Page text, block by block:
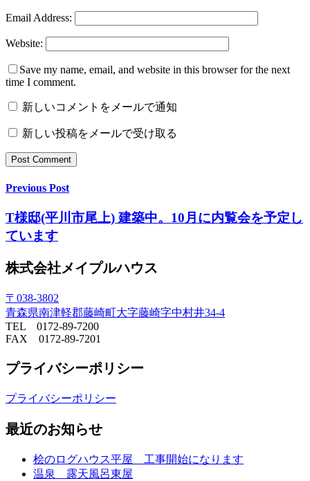
Email Address:
Website:
Save my name, email, and website in this browser for the next
time I comment.
新しいコメントをメールで通知
新しい投稿をメールで受け取る
Previous Post
T様邸(平川市尾上) 建築中。10月に内覧会を予定し
ています
株式会社メイプルハウス
〒038-3802
青森県南津軽郡藤崎町大字藤崎字中村井34-4
TEL 0172-89-7200
FAX 0172-89-7201
プライバシーポリシー
プライバシーポリシー
最近のお知らせ
桧のログハウス平屋 工事開始になります
温泉 露天風呂東屋